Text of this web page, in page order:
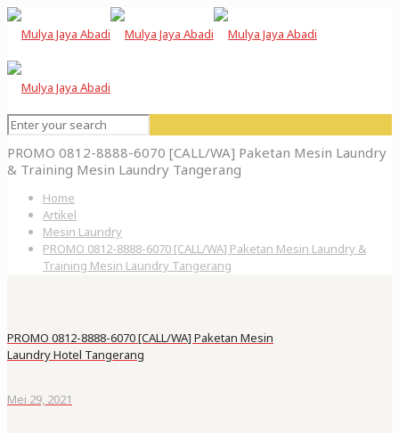
PROMO 0812-8888-6070 [CALL/WA] Paketan Mesin Laundry
& Training Mesin Laundry Tangerang
Home
Artikel
Mesin Laundry
PROMO 0812-8888-6070 [CALL/WA] Paketan Mesin Laundry &
Training Mesin Laundry Tangerang
PROMO 0812-8888-6070 [CALL/WA] Paketan Mesin
Laundry Hotel Tangerang
Mei 29, 2021